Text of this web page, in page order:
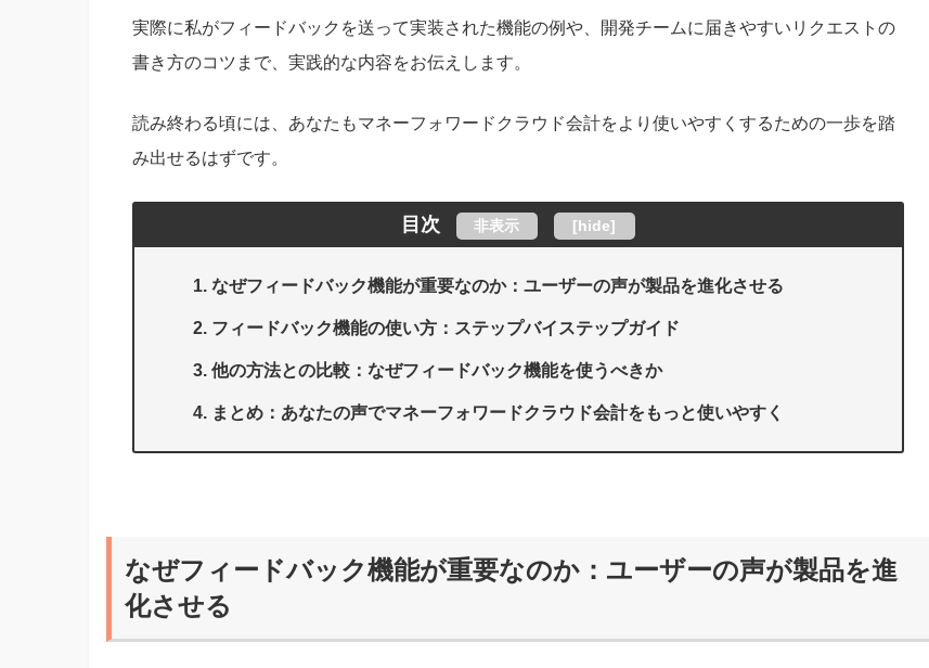
実際に私がフィードバックを送って実装された機能の例や、開発チームに届きやすいリクエストの
書き方のコツまで、実践的な内容をお伝えします。
読み終わる頃には、あなたもマネーフォワードクラウド会計をより使いやすくするための一歩を踏
み出せるはずです。
目次 非表示 [hide]
なぜフィードバック機能が重要なのか：ユーザーの声が製品を進化させる
フィードバック機能の使い方：ステップバイステップガイド
他の方法との比較：なぜフィードバック機能を使うべきか
まとめ：あなたの声でマネーフォワードクラウド会計をもっと使いやすく
なぜフィードバック機能が重要なのか：ユーザーの声が製品を進
化させる